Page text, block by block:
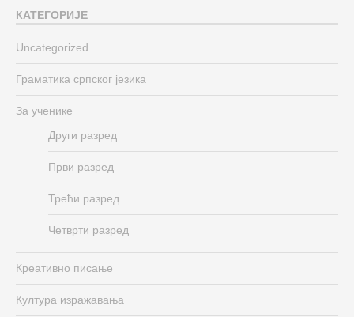
КАТЕГОРИЈЕ
Uncategorized
Граматика српског језика
За ученике
Други разред
Први разред
Трећи разред
Четврти разред
Креативно писање
Култура изражавања